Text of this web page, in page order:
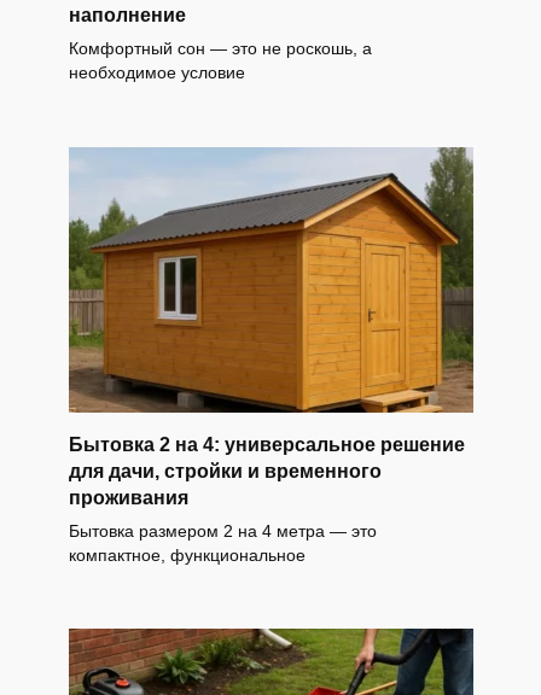
наполнение
Комфортный сон — это не роскошь, а
необходимое условие
Бытовка 2 на 4: универсальное решение
для дачи, стройки и временного
проживания
Бытовка размером 2 на 4 метра — это
компактное, функциональное